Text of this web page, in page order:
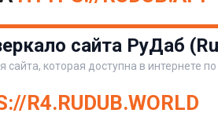
сайта РуДаб
сайта, которая доступна в интернете
R4.RUDUB.WORLD